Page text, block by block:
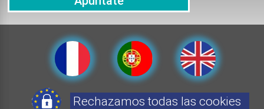
Rechazamos todas las cookies